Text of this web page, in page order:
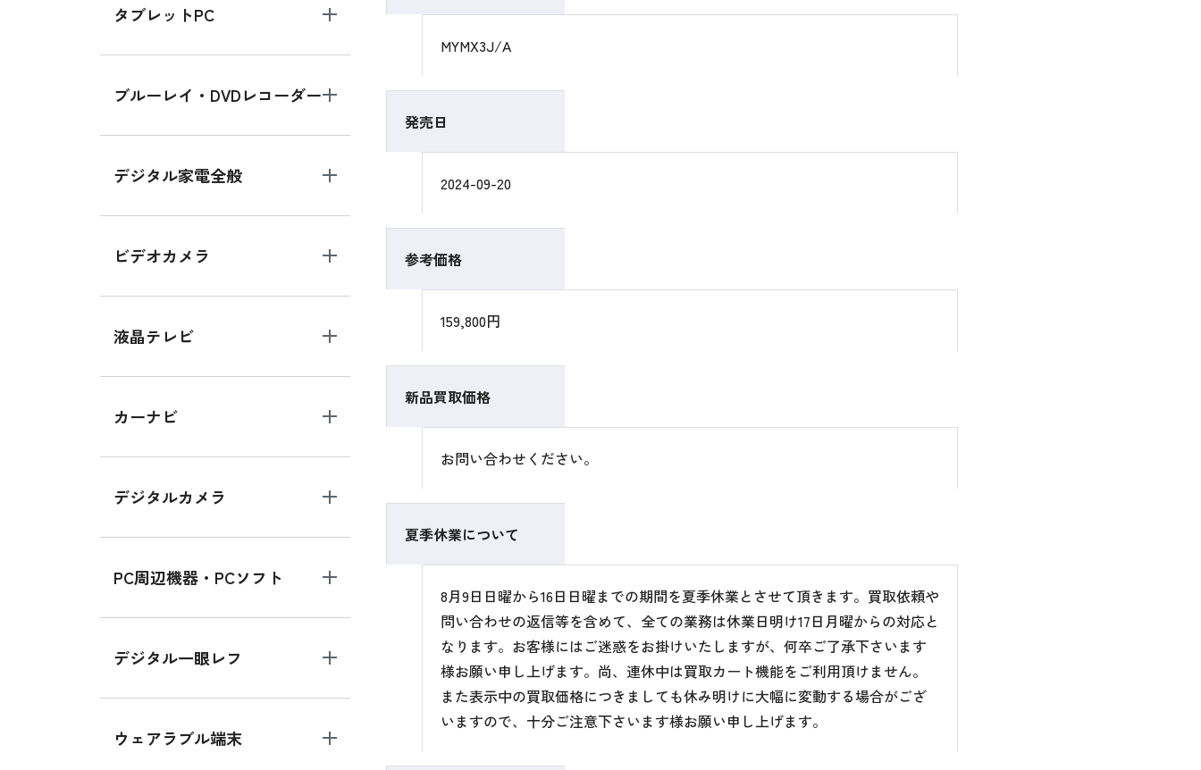
タブレットPC
ブルーレイ・DVDレコーダー
デジタル家電全般
ビデオカメラ
液晶テレビ
カーナビ
デジタルカメラ
PC周辺機器・PCソフト
デジタル一眼レフ
ウェアラブル端末
MYMX3J/A
発売日
2024-09-20
参考価格
159,800円
新品買取価格
お問い合わせください。
夏季休業について
8月9日日曜から16日日曜までの期間を夏季休業とさせて頂きます。買取依頼や
問い合わせの返信等を含めて、全ての業務は休業日明け17日月曜からの対応と
なります。お客様にはご迷惑をお掛けいたしますが、何卒ご了承下さいます
様お願い申し上げます。尚、連休中は買取カート機能をご利用頂けません。
また表示中の買取価格につきましても休み明けに大幅に変動する場合がござ
いますので、十分ご注意下さいます様お願い申し上げます。